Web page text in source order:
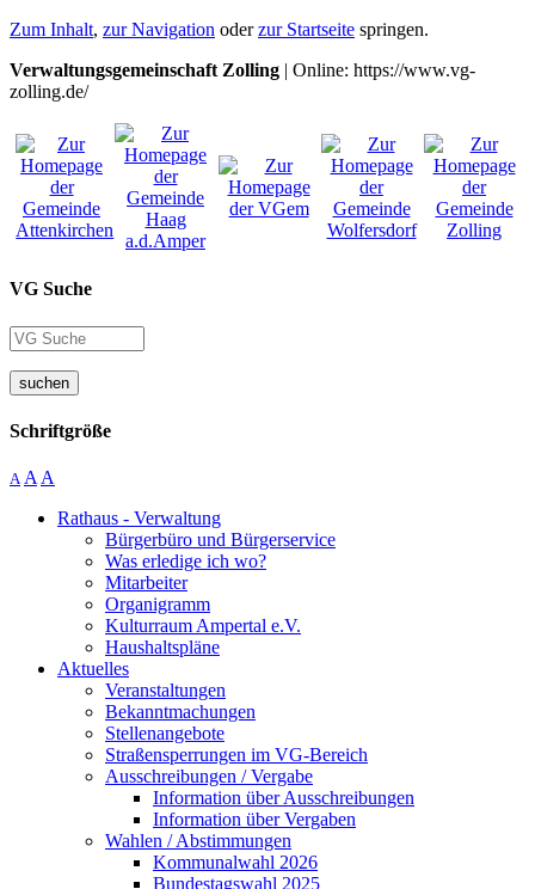
Zum Inhalt, zur Navigation oderzur Startseite springen.
Verwaltungsgemeinschaft Zolling | Online: https://www.vg-
zolling.de/
VG Suche
suchen
Schriftgröße
A A A
Rathaus - Verwaltung
Bürgerbüro und Bürgerservice
Was erledige ich wo?
Mitarbeiter
Organigramm
Kulturraum Ampertal e.V.
Haushaltspläne
Aktuelles
Veranstaltungen
Bekanntmachungen
Stellenangebote
Straßensperrungen im VG-Bereich
Ausschreibungen / Vergabe
Information über Ausschreibungen
Information über Vergaben
Wahlen / Abstimmungen
Kommunalwahl 2026
Bundestagswahl 2025